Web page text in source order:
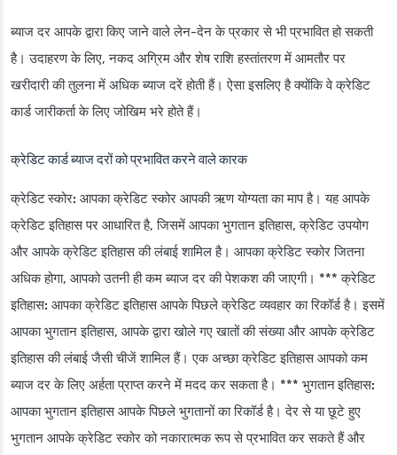
ब्याज दर आपके द्वारा किए जाने वाले लेन-देन के प्रकार से भी प्रभावित हो सकती
है। उदाहरण के लिए, नकद अग्रिम और शेष राशि हस्तांतरण में आमतौर पर
खरीदारी की तुलना में अधिक ब्याज दरें होती हैं। ऐसा इसलिए है क्योंकि वे क्रेडिट
कार्ड जारीकर्ता के लिए जोखिम भरे होते हैं।
क्रेडिट कार्ड ब्याज दरों को प्रभावित करने वाले कारक
क्रेडिट स्कोर: आपका क्रेडिट स्कोर आपकी ऋण योग्यता का माप है। यह आपके
क्रेडिट इतिहास पर आधारित है, जिसमें आपका भुगतान इतिहास, क्रेडिट उपयोग
और आपके क्रेडिट इतिहास की लंबाई शामिल है। आपका क्रेडिट स्कोर जितना
अधिक होगा, आपको उतनी ही कम ब्याज दर की पेशकश की जाएगी। ***क्रेडिट
इतिहास: आपका क्रेडिट इतिहास आपके पिछले क्रेडिट व्यवहार का रिकॉर्ड है। इसमें
आपका भुगतान इतिहास, आपके द्वारा खोले गए खातों की संख्या और आपके क्रेडिट
इतिहास की लंबाई जैसी चीजें शामिल हैं। एक अच्छा क्रेडिट इतिहास आपको कम
ब्याज दर के लिए अर्हता प्राप्त करने में मदद कर सकता है। *** भुगतान इतिहास:
आपका भुगतान इतिहास आपके पिछले भुगतानों का रिकॉर्ड है। देर से या छूटे हुए
भुगतान आपके क्रेडिट स्कोर को नकारात्मक रूप से प्रभावित कर सकते हैं और